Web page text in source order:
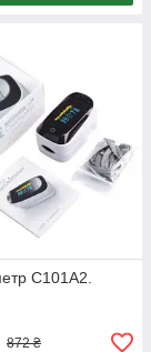
C101A2.
872 ₴